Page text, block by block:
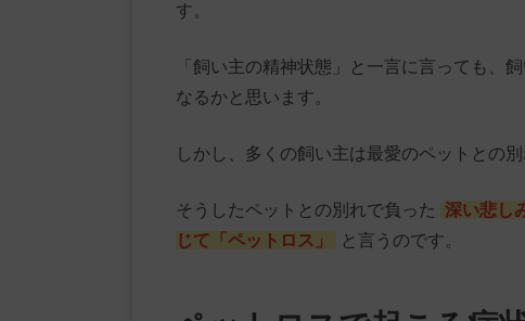
す。
「飼い主の精神状態」と一言に言っても、
なるかと思います。
しかし、多くの飼い主は最愛のペットとの
そうしたペットとの別れで負った 深い悲し
じて「ペットロス」
と言うのです。